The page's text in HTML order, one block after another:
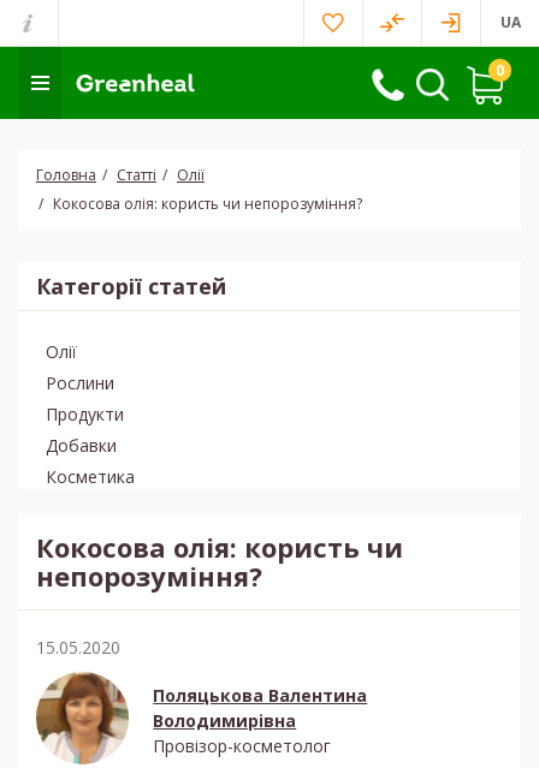
UA
0
Головна Статті
Олії
Кокосова олія: користь чи непорозуміння?
Категорії статей
Олії
Рослини
Продукти
Добавки
Косметика
Кокосова олія: користь чи
непорозуміння?
15.05.2020
Поляцькова Валентина
Володимирівна
Провізор-косметолог